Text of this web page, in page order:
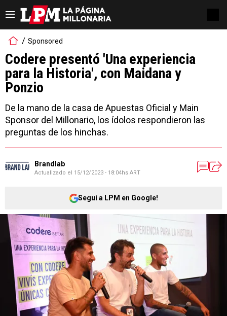
Sponsored
Codere presentó 'Una experiencia
para la Historia', con Maidana y
Ponzio
De la mano de la casa de Apuestas Oficial y Main
Sponsor del Millonario, los ídolos respondieron las
preguntas de los hinchas.
Brandlab
Actualizado el 15/12/2023 - 18:04hs ART
Seguí a LPM en Google!